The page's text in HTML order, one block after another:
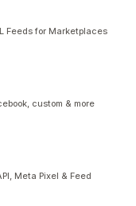
Feeds for Marketplaces
custom & more
Meta Pixel & Feed